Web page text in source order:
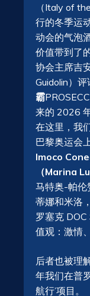
（Italy of
行的冬季运
动会的气泡
价值带到了
协会主席吉
Guidolin）
霸
来的 2026
在这里，我
巴黎奥运会
Imoco
（Marina
马特奥-帕伦
蒂娜和米洛
罗塞克
值观：激情
后者也被理
年我们在普
航行’项目。